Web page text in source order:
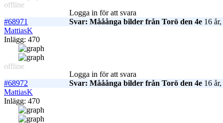
offline
Logga in för att svara
#68971
Svar: Mååånga bilder från Torö den 4e 16
MattiasK
Inlägg: 470
offline
Logga in för att svara
#68972
Svar: Mååånga bilder från Torö den 4e 16
MattiasK
Inlägg: 470